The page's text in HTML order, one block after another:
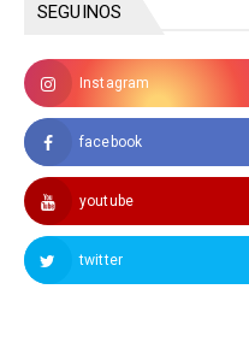
SEGUINOS
Instagram
facebook
youtube
twitter